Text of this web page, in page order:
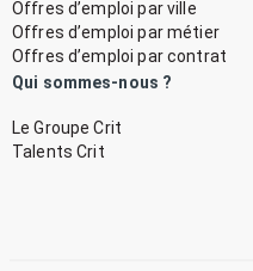
Offres d’emploi par ville
Offres d’emploi par métier
Offres d’emploi par contrat
Qui sommes-nous ?
Le Groupe Crit
Talents Crit